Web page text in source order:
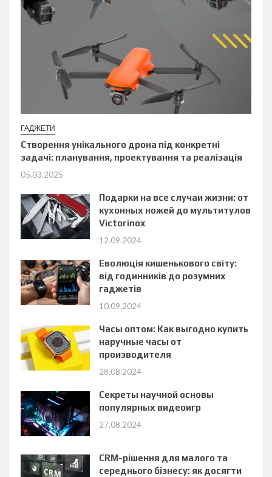
ГАДЖЕТИ
Створення унікального дрона під конкретні
задачі: планування, проектування та реалізація
05.03.2025
Подарки на все случаи жизни: от
кухонных ножей до мультитулов
Victorinox
12.09.2024
Еволюція кишенькового світу:
від годинників до розумних
гаджетів
10.09.2024
Часы оптом: Как выгодно купить
наручные часы от
производителя
28.08.2024
Секреты научной основы
популярных видеоигр
27.08.2024
CRM-рішення для малого та
середнього бізнесу: як досягти